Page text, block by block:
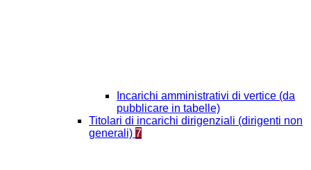
Incarichi amministrativi di vertice (da
pubblicare in tabelle)
Titolari di incarichi dirigenziali (dirigenti non
generali) 7